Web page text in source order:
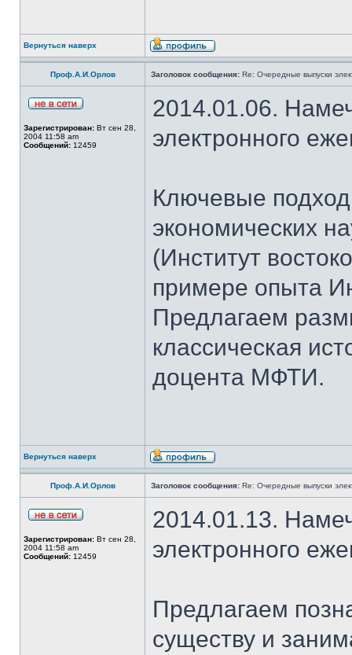
Вернуться наверх
Проф.А.И.Орлов Заголовок сообщения: Re: Очередные выпуски
Зарегистрирован: Вт сен 28,
2004 11:58 am
Сообщений: 12459
2014.01.06.
электронного
Ключевые
экономических
(Институт
примере опыта
Предлагаем
классическая
доцента МФТИ.
Вернуться наверх
Проф.А.И.Орлов Заголовок сообщения: Re: Очередные выпуски
Зарегистрирован: Вт сен 28,
2004 11:58 am
Сообщений: 12459
2014.01.13.
электронного
Предлагаем
существу и